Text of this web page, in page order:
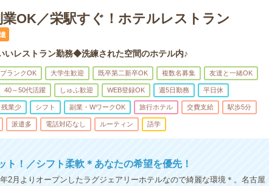
業OK／栄駅すぐ！ホテルレストラン
レストラン勤務◆洗練された空間のホテル内♪
ブランクOK 大学生歓迎 既卒第二新卒OK 複数名募集 友達と一緒OK
40～50代活躍 しゅふ歓迎 WEB登録OK 週5日勤務 平日休
残業少 シフト 副業・WワークOK 旅行ホテル 交費支給 駅歩5分
派遣多 電話対応なし ルーティン 語学
ト！／シフト柔軟＊あなたの希望を優先！
2月よりオープンしたラグジェアリーホテルなので綺麗な環境＊。名古屋